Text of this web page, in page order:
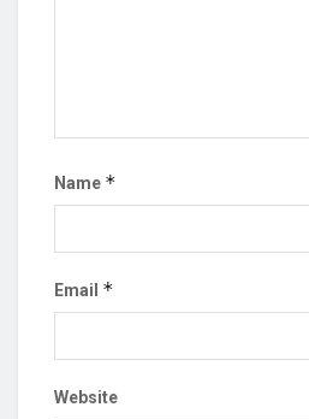
Name *
Email *
Website